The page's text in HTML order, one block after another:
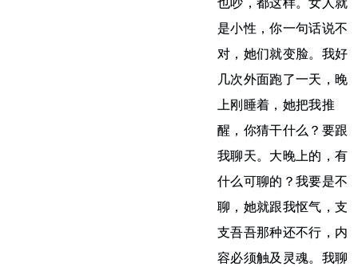
是小性，你一句话说不
对，她们就变脸。我好
几次外面跑了一天，晚
上刚睡着，她把我推
醒，你猜干什么？要跟
我聊天。大晚上的，有
什么可聊的？我要是不
聊，她就跟我怄气，支
支吾吾那种还不行，内
容必须触及灵魂。我聊